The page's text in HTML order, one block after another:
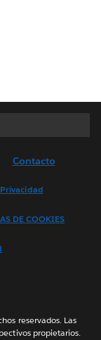
Contacto
Privacidad
DE COOKIES
reservados. Las
propietarios.